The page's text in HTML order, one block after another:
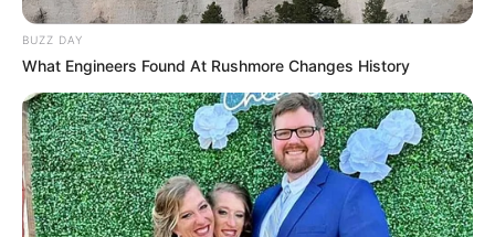
BUZZ DAY
What Engineers Found At Rushmore Changes History